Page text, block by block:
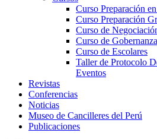
Curso Preparación
Curso Preparación
Curso de
Curso de Gobernanza
Curso de Escolares
Taller de Protocolo
Eventos
Revistas
Conferencias
Noticias
Museo de Cancilleres del Perú
Publicaciones